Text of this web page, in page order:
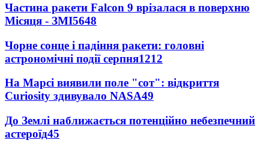
Частина ракети Falcon 9 врізалася в поверхню
Місяця - ЗМІ5648
Чорне сонце і падіння ракети: головні
астрономічні події серпня1212
На Марсі виявили поле "сот": відкриття
Curiosity здивувало NASA49
До Землі наближається потенційно небезпечний
астероїд45